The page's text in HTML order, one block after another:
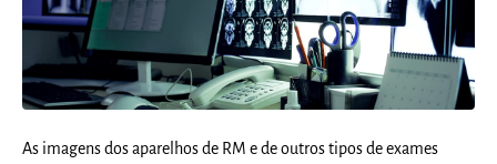
As imagens dos aparelhos de RM e de outros tipos de exames